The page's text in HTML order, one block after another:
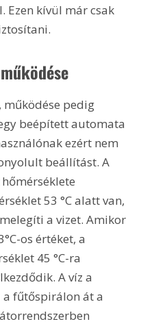
Ezen kívül már csak
beépített automata
ezért nem
beállítást. A
53 °C alatt van,
a vizet. Amikor
os értéket, a
45 °C-ra
A víz a
a fűtőspirálon át a